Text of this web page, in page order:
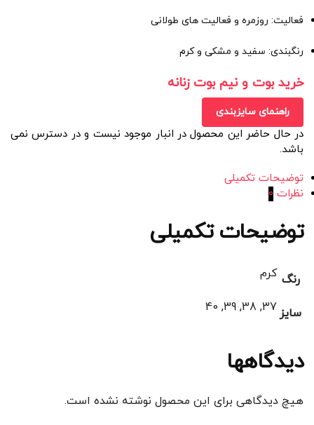
فعالیت: روزمره و فعالیت های طولانی
رنگبندی: سفید و مشکی و کرم
خرید بوت و نیم بوت زنانه
راهنمای سایزبندی
در حال حاضر این محصول در انبار موجود نیست و در دسترس نمی
باشد.
توضیحات تکمیلی
نظرات 0
توضیحات تکمیلی
رنگ کرم
سایز 37, 38, 39, 40
دیدگاهها
هیچ دیدگاهی برای این محصول نوشته نشده است.